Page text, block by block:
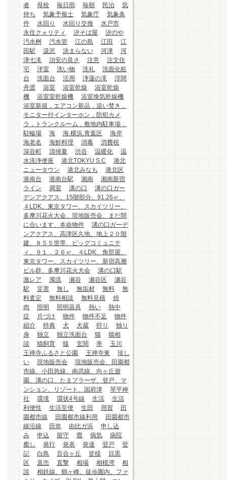
者
母校 毎日雨 毎朝 民泊
気
持ち
気象予報士 気象庁
気象条
件
水回り 水回り交換
水戸市
永住クォリティ
汐そば屋
汐のや
汚水桝
汚水管 江の島 江田
江
田駅
汲沢 決まらない 河津
河
津七滝
治安の良さ 注意
注文住
宅
洋室 洗い物 洗礼
洗面化粧
台
洗面台 活用 浄蓮の滝
浮間
舟渡
浴室 浴室乾燥
浴室乾燥
機
浴室室乾燥機
浴室換気乾燥機
浴室新規，エアコン新品，追い焚き，
モニター付インターホン，防犯カメ
ラ，トランクルーム，敷地内駐車場，
駐輪場
海 海.横浜.青葉区
海岸
海老名
海鮮料理 消毒
消費税
深谷町
清掃夏 渋谷 温暖化
温
水洗浄便座
港北TOKYU S.C
港北
ニュータウン
港北みなも
港北区
港南台
港南台駅 湘南
湘南新宿
ライン
満室 溝の口
溝の口ガー
デンアクアス、15階部分、91.26㎡、
４LDK、東京タワー、スカイツリー、
多摩川花火大会、現地販売会、まだ間
に合います、本命物件
溝の口ガーデ
ンアクアス、高津区久地、地上２０階
建、８５５世帯、ビッグコミュニテ
ィ、９１．２６㎡、４LDK、角部屋、
東京タワー、スカイツリー、新宿高層
ビル群、多摩川花火大会
溝の口駅
激レア
濁流 瀬谷 瀬谷区
瀬谷
駅
災害 無し 無垢材 無料
無
料査定
無料相談 無料見積
焼
肉
照明 照明器具 熱い
熱中
症
片づけ 物件 物件不足
物件
紹介
特典 犬 犬蔵 狩り
独り
身
独立 独立洗面台 猫
猫相
談
猫飼育 猿 玄関 率
玉川
王禅寺ふるさと公園
王禅寺東
珍し
い
現地販売会
現地販売会、田園都
市線、小田急線、南武線、向ヶ丘遊
園、溝の口、たまプラーザ、登戸、マ
ンション、リゾート、国府津
琴平神
社
環境 環状4号線 生活
生活
利便性
生活至便 生田 用賀
田
園都市線
田園都市線利用
田園都市
線沿線
田奈 由比ガ浜
申し込
み
申込 留守 畳 病気
病院
癒し
発行 発表 発達 登戸
登
記
白鳥 百合ヶ丘 皆様
目黒
区
直売 直撃 相場 相模湾
相
談
相鉄線、鶴ヶ峰、徒歩圏内、ファ